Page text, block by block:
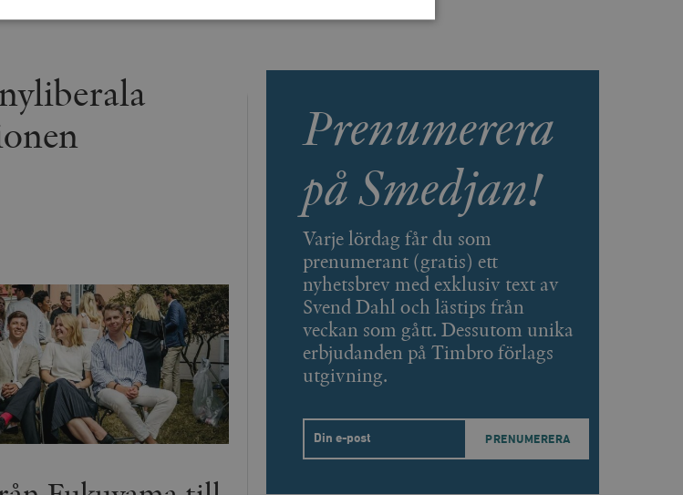
Prenumerera
på Smedjan!
Varje lördag får du som
prenumerant (gratis) ett
nyhetsbrev med exklusiv text av
Svend Dahl och lästips från
veckan som gått. Dessutom unika
erbjudanden på Timbro förlags
utgivning.
Email
användarinloggning och kontohantering. Webbplatsen kan inte användas ordentligt
Cookien är inställd så att Hotjar kan spåra början av
Hjälper WooCommerce att avgöra när vagnens innehåll / data
2 dagar
30
minuter
Denna cookie används för att skilja mellan människor och bots.
Detta är fördelaktigt för webbplatsen för att göra giltiga
rapporter om användningen av deras webbplats.
Ltd
30
minuter
Cookien är inställd så att Hotjar kan spåra början av
användarens resa för ett totalt antal sessioner. Den innehåller
ingen identifierbar information.
Denna cookie används för att skilja mellan människor och bots.
rapporter om användningen av deras webbplats.